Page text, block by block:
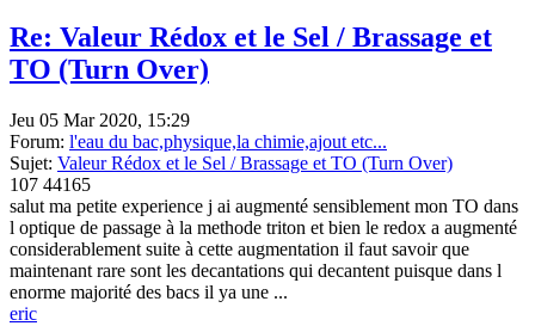
Re: Valeur Rédox et le Sel / Brassage et
TO (Turn Over)
Jeu 05 Mar 2020, 15:29
Forum: l'eau du bac,physique,la chimie,ajout etc...
Sujet: Valeur Rédox et le Sel / Brassage et TO (Turn Over)
107 44165
salut ma petite experience j ai augmenté sensiblement mon TO dans
l optique de passage à la methode triton et bien le redox a augmenté
considerablement suite à cette augmentation il faut savoir que
maintenant rare sont les decantations qui decantent puisque dans l
enorme majorité des bacs il ya une ...
eric